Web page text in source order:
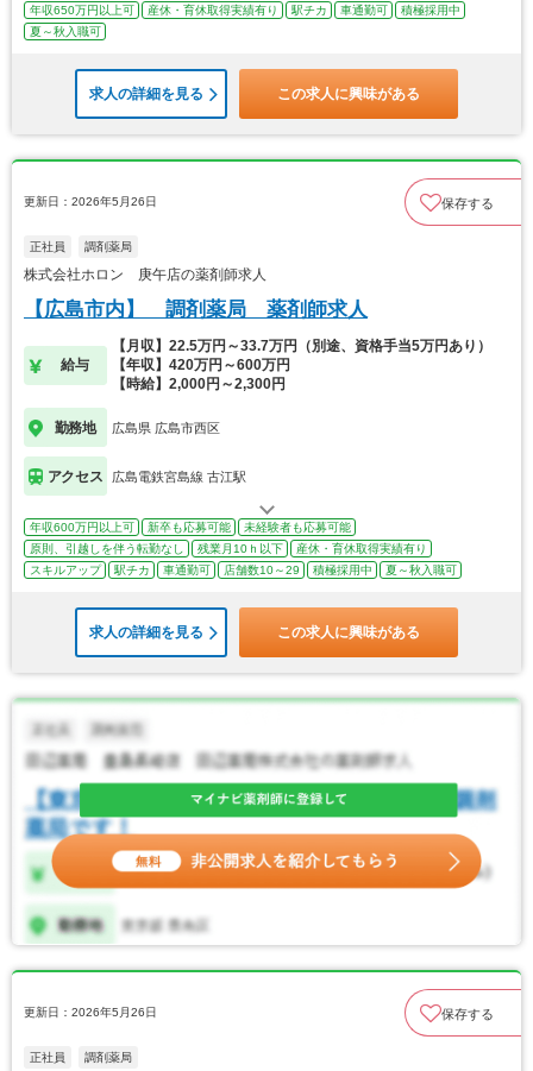
年収650万円以上可 産休・育休取得実績有り 駅チカ 車通勤可
積極採用中
夏～秋入職可
求人の詳細を見る この求人に興味がある
更新日：2026年5月26日 保存する
正社員 調剤薬局
株式会社ホロン 庚午店の薬剤師求人
【広島市内】 調剤薬局 薬剤師求人
給与
【月収】22.5万円～33.7万円（別途、資格手当5万円あり）
【年収】420万円～600万円
【時給】2,000円～2,300円
勤務地 広島県 広島市西区
アクセス 広島電鉄宮島線 古江駅
年収600万円以上可 新卒も応募可能
未経験者も応募可能
原則、引越しを伴う転勤なし
残業月10ｈ以下
産休・育休取得実績有り
スキルアップ
駅チカ 車通勤可 店舗数10～29 積極採用中 夏～秋入職可
求人の詳細を見る この求人に興味がある
更新日：2026年5月26日 保存する
正社員 調剤薬局